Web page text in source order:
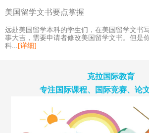
美国留学文书要点掌握
远赴美国留学本科的学生们，在美国留学文书
事大吉，需要申请者修改美国留学文书。但是
科... [详细]
克拉国际教育
专注国际课程、国际竞赛、论